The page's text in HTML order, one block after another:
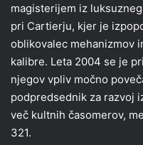
magisterijem iz
pri Cartierju, kjer je
oblikovalec mehanizmov
kalibre. Leta 2004 se je
njegov vpliv močno
podpredsednik za razvoj
več kultnih časomerov,
321.